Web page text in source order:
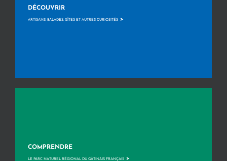
DÉCOUVRIR
ARTISANS, BALADES, GÎTES ET AUTRES CURIOSITÉS >
COMPRENDRE
LE PARC NATUREL RÉGIONAL DU GÂTINAIS FRANÇAIS >